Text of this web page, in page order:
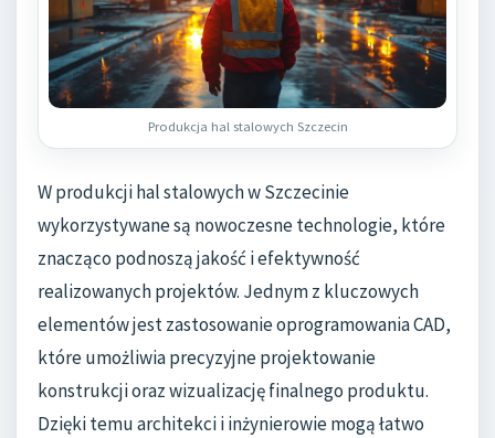
Produkcja hal stalowych Szczecin
W produkcji hal stalowych w Szczecinie
wykorzystywane są nowoczesne technologie, które
znacząco podnoszą jakość i efektywność
realizowanych projektów. Jednym z kluczowych
elementów jest zastosowanie oprogramowania CAD,
które umożliwia precyzyjne projektowanie
konstrukcji oraz wizualizację finalnego produktu.
Dzięki temu architekci i inżynierowie mogą łatwo